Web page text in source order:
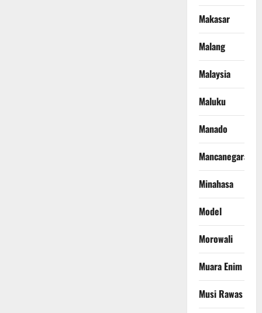
Makasar
Malang
Malaysia
Maluku
Manado
Mancanegara
Minahasa
Model
Morowali
Muara Enim
Musi Rawas